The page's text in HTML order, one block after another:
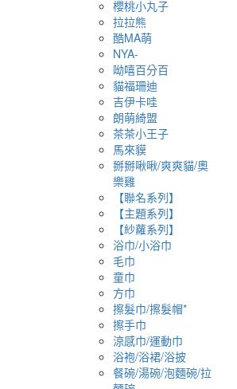
櫻桃小丸子
拉拉熊
酷MA萌
NYA-
呦嘻百分百
貓福珊迪
吉伊卡哇
朗萌綺盟
茶茶小王子
馬來貘
掰掰啾啾/爽爽貓/奧
樂雞
【聯名系列】
【主題系列】
【紗蘿系列】
浴巾/小浴巾
毛巾
童巾
方巾
擦髮巾/擦髮帽*
擦手巾
涼感巾/運動巾
浴袍/浴裙/浴披
餐碗/湯碗/泡麵碗/拉